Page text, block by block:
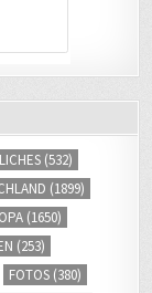
(532)
(1899)
(1650)
(253)
FOTOS (380)